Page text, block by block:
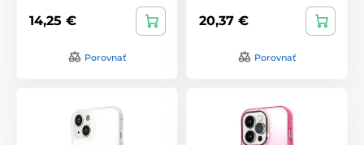
14,25 €
Porovnať
20,37 €
Porovnať